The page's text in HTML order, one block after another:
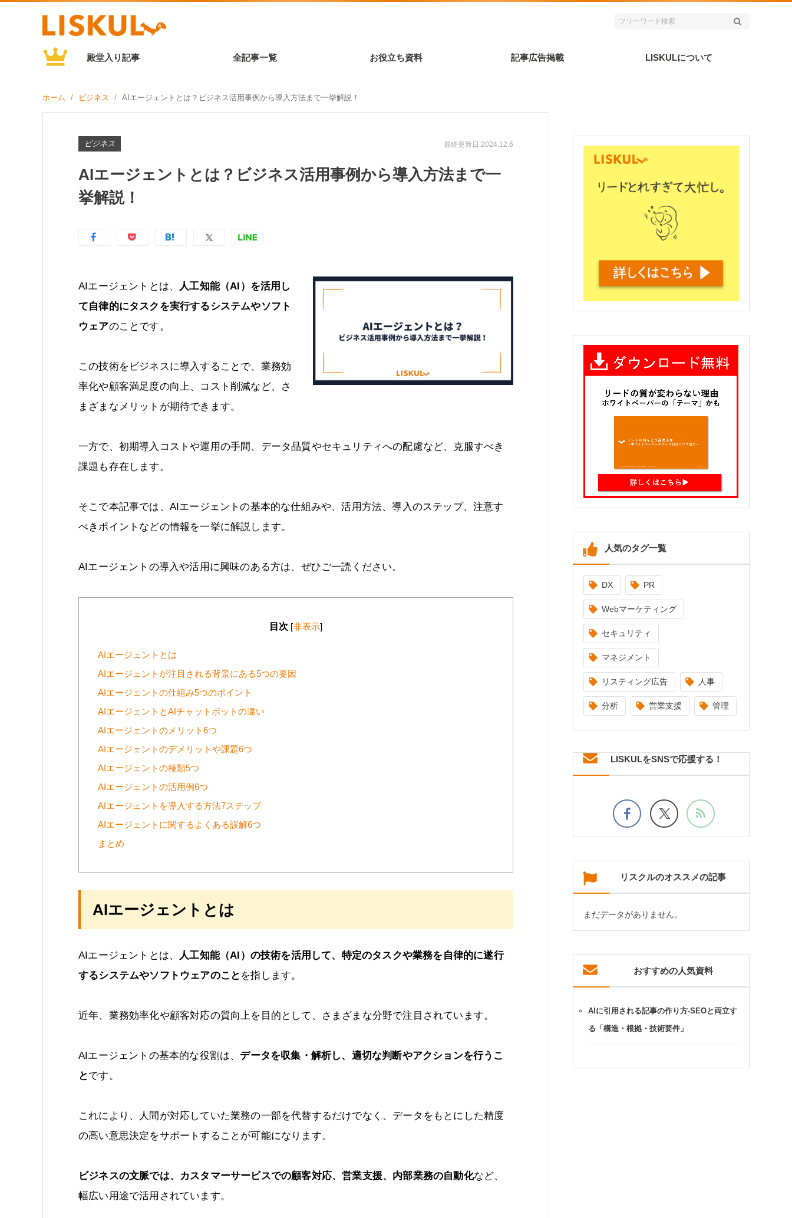
殿堂入り記事 全記事一覧 お役立ち資料 記事広告掲載 LISKULについて
ホーム ビジネス AIエージェントとは？ビジネス活用事例から導入方法まで一挙解説！
ビジネス 最終更新日:2024.12.6
AIエージェントとは？ビジネス活用事例から導入方法まで一
挙解説！
AIエージェントとは、 人工知能（AI）を活用し
て自律的にタスクを実行するシステムやソフト
ウェアのことです。
この技術をビジネスに導入することで、業務効
率化や顧客満足度の向上、コスト削減など、さ
まざまなメリットが期待できます。
一方で、初期導入コストや運用の手間、データ品質やセキュリティへの配慮など、克服すべき
課題も存在します。
そこで本記事では、AIエージェントの基本的な仕組みや、活用方法、導入のステップ、注意す
べきポイントなどの情報を一挙に解説します。
AIエージェントの導入や活用に興味のある方は、ぜひご一読ください。
目次 [非表示]
AIエージェントとは
AIエージェントが注目される背景にある5つの要因
AIエージェントの仕組み5つのポイント
AIエージェントとAIチャットボットの違い
AIエージェントのメリット6つ
AIエージェントのデメリットや課題6つ
AIエージェントの種類5つ
AIエージェントの活用例6つ
AIエージェントを導入する方法7ステップ
AIエージェントに関するよくある誤解6つ
まとめ
AIエージェントとは
AIエージェントとは、 人工知能（AI）の技術を活用して、特定のタスクや業務を自律的に遂行
するシステムやソフトウェアのこと を指します。
近年、業務効率化や顧客対応の質向上を目的として、さまざまな分野で注目されています。
AIエージェントの基本的な役割は、 データを収集・解析し、適切な判断やアクションを行うこ
とです。
これにより、人間が対応していた業務の一部を代替するだけでなく、データをもとにした精度
の高い意思決定をサポートすることが可能になります。
ビジネスの文脈では、カスタマーサービスでの顧客対応、営業支援、内部業務の自動化など、
幅広い用途で活用されています。
人気のタグ一覧
DX PR
Webマーケティング
セキュリティ
マネジメント
リスティング広告 人事
分析 営業支援 管理
LISKULをSNSで応援する！
リスクルのオススメの記事
まだデータがありません。
おすすめの人気資料
AIに引用される記事の作り方-SEOと両立す
る「構造・根拠・技術要件」